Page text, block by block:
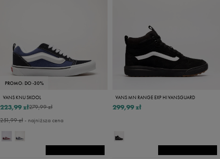
PROMO: DO -30%
VANS KNU SKOOL
279,99 zł
223,99 zł
251,99 zł- najniższa cena
VANS MN RANGE EXP HI VANSGUARD
299,99 zł